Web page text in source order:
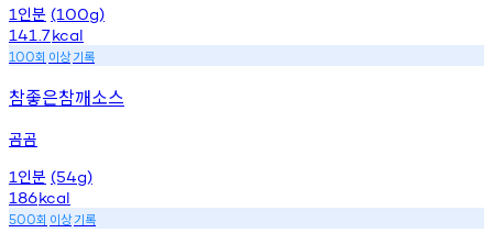
1 인분 (100g)
141.7kcal
100회 이상기록
참좋은참깨소스
곰곰
1 인분 (54g)
186kcal
500회 이상기록